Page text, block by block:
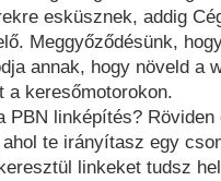
esküsznek, addig
Meggyőződésünk,
annak, hogy növeld a
a keresőmotorokon.
PBN linképítés?
te irányítasz egy
linkeket tudsz